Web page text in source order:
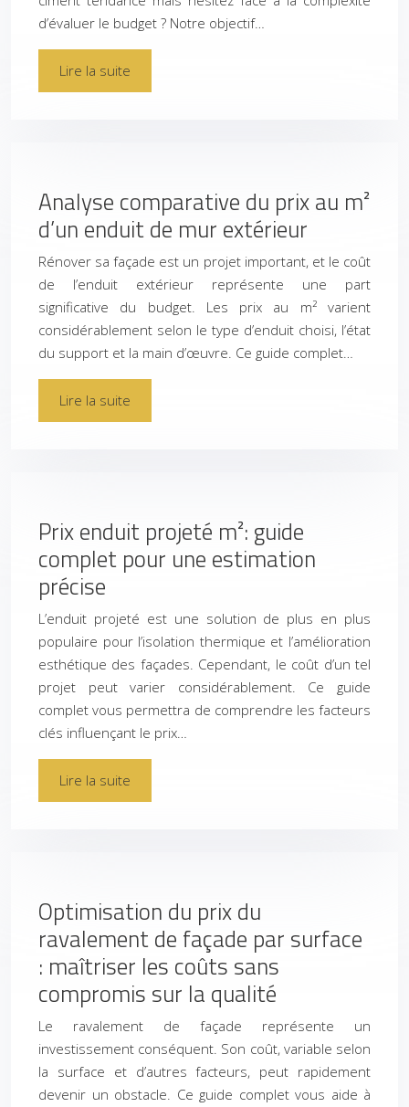
d’évaluer le budget ? Notre objectif…
Lire la suite
Analyse comparative du prix au m²
d’un enduit de mur extérieur
Rénover sa façade est un projet important, et le coût
de l’enduit extérieur représente une part
significative du budget. Les prix au m² varient
considérablement selon le type d’enduit choisi, l’état
du support et la main d’œuvre. Ce guide complet…
Lire la suite
Prix enduit projeté m²: guide
complet pour une estimation
précise
L’enduit projeté est une solution de plus en plus
populaire pour l’isolation thermique et l’amélioration
esthétique des façades. Cependant, le coût d’un tel
projet peut varier considérablement. Ce guide
complet vous permettra de comprendre les facteurs
clés influençant le prix…
Lire la suite
Optimisation du prix du
ravalement de façade par surface
: maîtriser les coûts sans
compromis sur la qualité
Le ravalement de façade représente un
investissement conséquent. Son coût, variable selon
la surface et d’autres facteurs, peut rapidement
devenir un obstacle. Ce guide complet vous aide à